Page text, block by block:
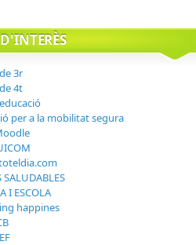
3r
4t
per a la mobilitat segura
SALUDABLES
I ESCOLA
happines